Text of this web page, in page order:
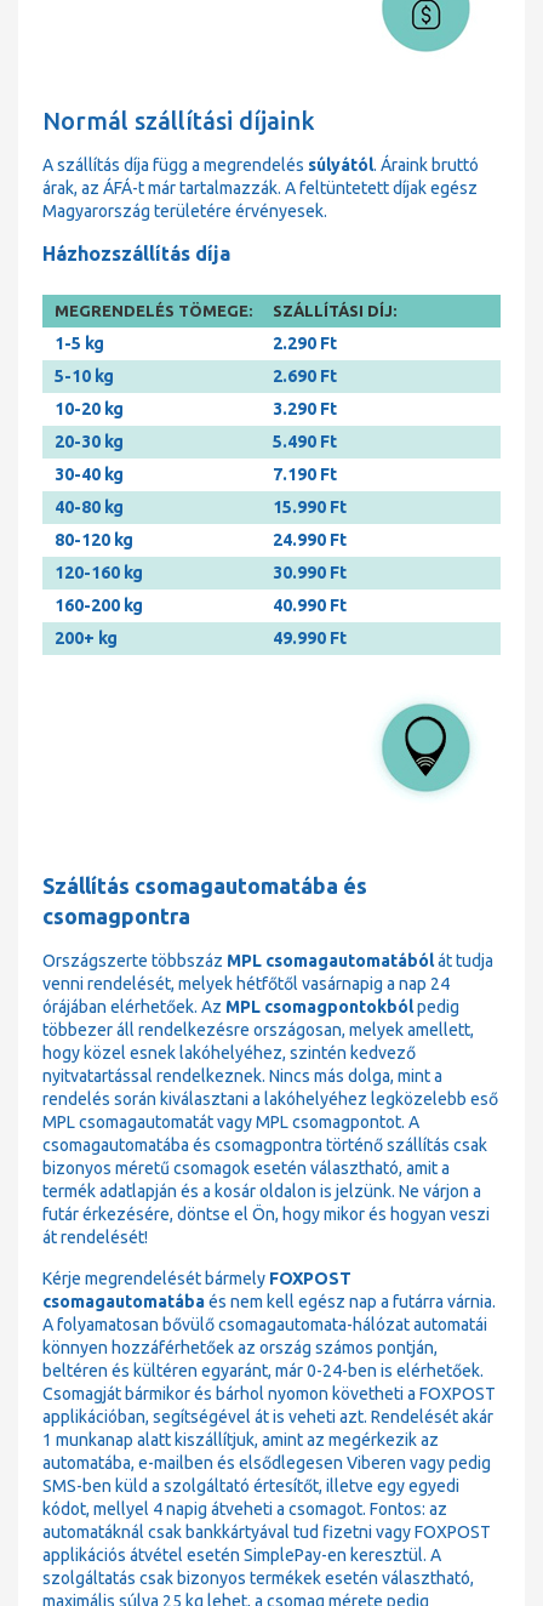
Normál szállítási díjaink
A szállítás díja függ a megrendelés súlyától. Áraink bruttó
árak, az ÁFÁ-t már tartalmazzák. A feltüntetett díjak egész
Magyarország területére érvényesek.
Házhozszállítás díja
MEGRENDELÉS TÖMEGE: SZÁLLÍTÁSI DÍJ:
1-5 kg
2.290 Ft
5-10 kg
2.690 Ft
10-20 kg
3.290 Ft
20-30 kg
5.490 Ft
30-40 kg
7.190 Ft
40-80 kg
15.990 Ft
80-120 kg
24.990 Ft
120-160 kg
30.990 Ft
160-200 kg
40.990 Ft
200+ kg
49.990 Ft
Szállítás csomagautomatába és
csomagpontra
Országszerte többszáz MPL csomagautomatábólát tudja
venni rendelését, melyek hétfőtől vasárnapig a nap 24
órájában elérhetőek. Az MPL csomagpontokbólpedig
többezer áll rendelkezésre országosan, melyek amellett,
hogy közel esnek lakóhelyéhez, szintén kedvező
nyitvatartással rendelkeznek. Nincs más dolga, mint a
rendelés során kiválasztani a lakóhelyéhez legközelebb eső
MPL csomagautomatát vagy MPL csomagpontot. A
csomagautomatába és csomagpontra történő szállítás csak
bizonyos méretű csomagok esetén választható, amit a
termék adatlapján és a kosár oldalon is jelzünk. Ne várjon a
futár érkezésére, döntse el Ön, hogy mikor és hogyan veszi
át rendelését!
Kérje megrendelését bármely FOXPOST
csomagautomatábaés nem kell egész nap a futárra várnia.
A folyamatosan bővülő csomagautomata-hálózat automatái
könnyen hozzáférhetőek az ország számos pontján,
beltéren és kültéren egyaránt, már 0-24-ben is elérhetőek.
Csomagját bármikor és bárhol nyomon követheti a FOXPOST
applikációban, segítségével át is veheti azt. Rendelését akár
1 munkanap alatt kiszállítjuk, amint az megérkezik az
automatába, e-mailben és elsődlegesen Viberen vagy pedig
SMS-ben küld a szolgáltató értesítőt, illetve egy egyedi
kódot, mellyel 4 napig átveheti a csomagot. Fontos: az
automatáknál csak bankkártyával tud fizetni vagy FOXPOST
applikációs átvétel esetén SimplePay-en keresztül. A
szolgáltatás csak bizonyos termékek esetén választható,
maximális súlya 25 kg lehet, a csomag mérete pedig